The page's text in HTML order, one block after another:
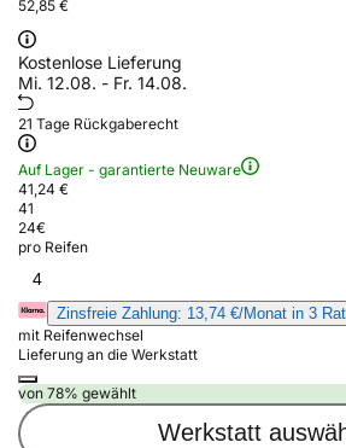
52,85 €
Kostenlose Lieferung
Mi. 12.08. - Fr. 14.08.
21 Tage Rückgaberecht
Auf Lager - garantierte Neuware
41,24 €
41
24€
pro Reifen
4
Zinsfreie Zahlung: 13,74 €/Monat in 3
mit Reifenwechsel
Lieferung an die Werkstatt
von 78% gewählt
Werkstatt